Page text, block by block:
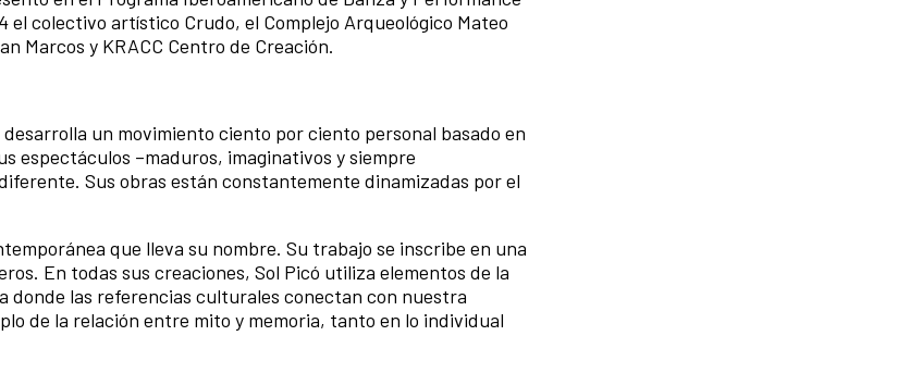
colectivo artístico Crudo, el Complejo Arqueológico Mateo
Marcos y KRACC Centro de Creación.
un movimiento ciento por ciento personal basado en
espectáculos –maduros, imaginativos y siempre
Sus obras están constantemente dinamizadas por el
que lleva su nombre. Su trabajo se inscribe en una
En todas sus creaciones, Sol Picó utiliza elementos de la
las referencias culturales conectan con nuestra
de la relación entre mito y memoria, tanto en lo individual